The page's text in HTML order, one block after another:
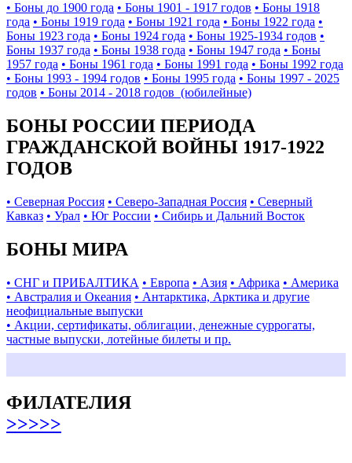
• Боны до 1900 года • Боны 1901 - 1917 годов • Боны 1918
года • Боны 1919 года • Боны 1921 года • Боны 1922 года •
Боны 1923 года • Боны 1924 года • Боны 1925-1934 годов •
Боны 1937 года • Боны 1938 года • Боны 1947 года • Боны
1957 года • Боны 1961 года • Боны 1991 года • Боны 1992 года
• Боны 1993 - 1994 годов • Боны 1995 года • Боны 1997 - 2025
годов • Боны 2014 - 2018 годов (юбилейные)
БОНЫ РОССИИ ПЕРИОДА
ГРАЖДАНСКОЙ ВОЙНЫ 1917-1922
ГОДОВ
• Северная Россия • Северо-Западная Россия • Северный
Кавказ • Урал • Юг России • Сибирь и Дальний Восток
БОНЫ МИРА
• СНГ и ПРИБАЛТИКА • Европа • Азия • Африка • Америка
• Австралия и Океания • Антарктика, Арктика и другие
неофициальные выпуски
• Акции, сертификаты, облигации, денежные суррогаты,
частные выпуски, лотейные билеты и пр.
ФИЛАТЕЛИЯ
>>>>>